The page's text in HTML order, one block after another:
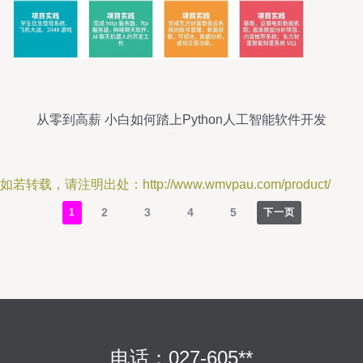
从零到高薪 小白如何踏上Python人工智能软件开发
如若转载，请注明出处：http://www.wmvpau.com/product/
1 2 3 4 5 下一页
电话：027-605**